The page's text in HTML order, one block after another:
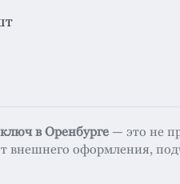
в Оренбурге — это не
внешнего оформления,